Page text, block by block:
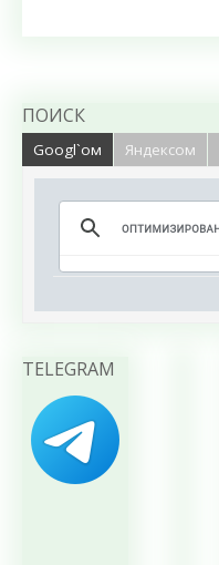
ПОИСК
Googl`ом Яндексом
TELEGRAM